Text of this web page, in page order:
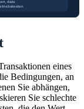
eines
Bedingungen, an
Sie abhängen,
Sie schlechte